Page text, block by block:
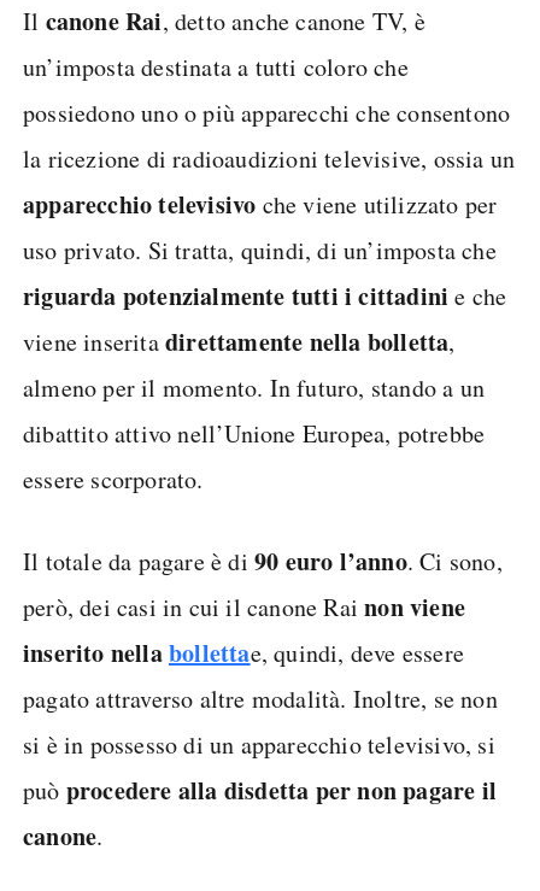
Il canone Rai, detto anche canone TV, è
un’imposta destinata a tutti coloro che
possiedono uno o più apparecchi che consentono
la ricezione di radioaudizioni televisive, ossia un
apparecchio televisivo che viene utilizzato per
uso privato. Si tratta, quindi, di un’imposta che
riguarda potenzialmente tutti i cittadini e che
viene inseritadirettamente nella bolletta,
almeno per il momento. In futuro, stando a un
dibattito attivo nell’Unione Europea, potrebbe
essere scorporato.
Il totale da pagare è di 90 euro l’anno. Ci sono,
però, dei casi in cui il canone Rainon viene
inserito nellabollettae, quindi, deve essere
pagato attraverso altre modalità. Inoltre, se non
si è in possesso di un apparecchio televisivo, si
può procedere alla disdetta per non pagare il
canone.